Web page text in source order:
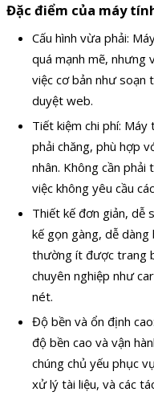
Đặc điểm của máy
Cấu hình vừa phải:
quá mạnh mẽ, nhưng
việc cơ bản như soạn
duyệt web.
Tiết kiệm chi phí:
phải chăng, phù hợp
nhân. Không cần
việc không yêu cầu
Thiết kế đơn giản, dễ
kế gọn gàng, dễ
thường ít được trang
chuyên nghiệp như
nét.
Độ bền và ổn định
độ bền cao và vận
chúng chủ yếu phục
xử lý tài liệu, và các